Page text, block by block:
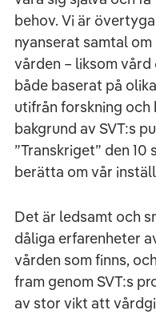
behov. Vi är
nyanserat samtal
vården – liksom
både baserat på
utifrån forskning och
bakgrund av SVT:s
”Transkriget” den
berätta om vår
Det är ledsamt och
dåliga erfarenheter
vården som finns,
fram genom SVT:s
av stor vikt att